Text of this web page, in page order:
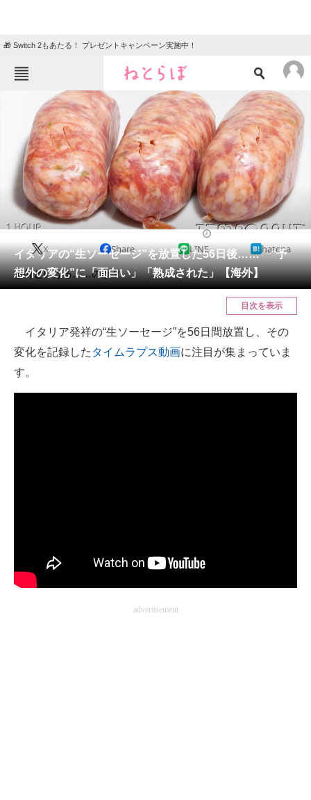
🎁 Switch 2もあたる！ プレゼントキャンペーン実施中！
ねとらぼメニュー
ニュース
エンタメ クイズ
グルメ 地域
住まい 教育・育児
動物 リサーチ
会員記事
メディア
ITの今と未来を見通す
マーケ×ITの今がよく分かる
ITエンジニア向け専門サイト
イタリアの“生ソーセージ”を放置した56日後…… “予
想外の変化”に「面白い」「熟成された」【海外】
X Share LINE hatena
意外といける……のか？
目次を表示
イタリア発祥の“生ソーセージ”を56日間放置し、その
変化を記録した タイムラプス動画に注目が集まっていま
す。
advertisement